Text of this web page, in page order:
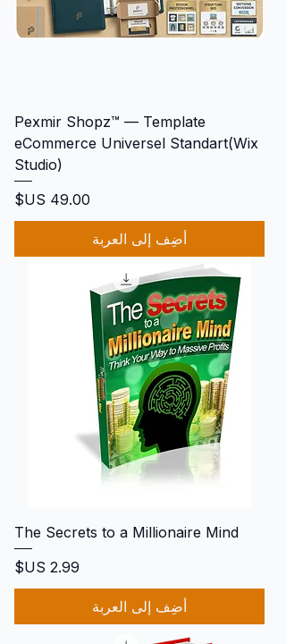
Pexmir Shopz™ — Template
eCommerce Universel Standart(Wix
Studio)
السعر
أضِف إلى العربة
The Secrets to a Millionaire Mind
السعر
أضِف إلى العربة